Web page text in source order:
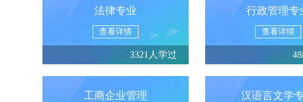
法律专业
查看详情
3321人学过
行政管理专
查看详情
工商企业管理 汉语言文学